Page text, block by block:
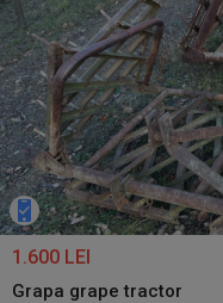
1.600 LEI
Grapa grape tractor